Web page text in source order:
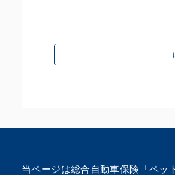
当ページは総合自動車保険「ペッ